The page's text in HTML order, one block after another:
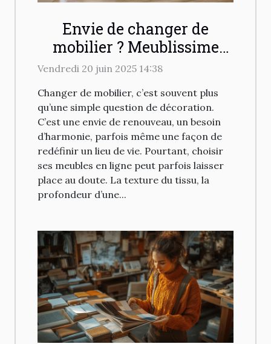
Envie de changer de
mobilier ? Meublissime
vous reçoit dans son
Vendredi 20 juin 2025 14:38
Changer de mobilier, c’est souvent plus
qu’une simple question de décoration.
C’est une envie de renouveau, un besoin
d’harmonie, parfois même une façon de
redéfinir un lieu de vie. Pourtant, choisir
ses meubles en ligne peut parfois laisser
place au doute. La texture du tissu, la
profondeur d’une...